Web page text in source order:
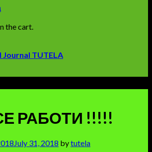
the cart.
TUTELA
РАБОТИ !!!!!
July 31, 2018 bytutela